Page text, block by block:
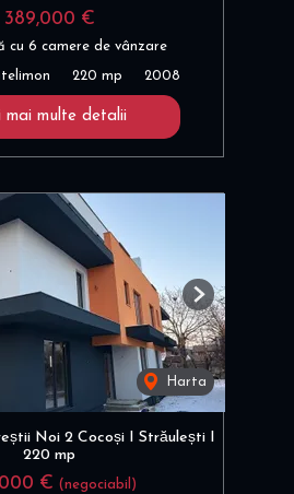
389,000 €
cu 6 camere de vânzare
220 mp 2008
mai multe detalii
Harta
Next
Noi 2 Cocoși I Străulești I
220 mp
€ (negociabil)